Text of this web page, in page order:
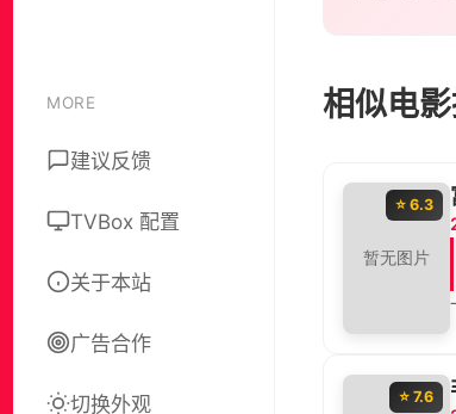
MORE
建议反馈
TVBox 配置
关于本站
广告合作
切换外观
相似电
⭐ 6.3
⭐ 7.6